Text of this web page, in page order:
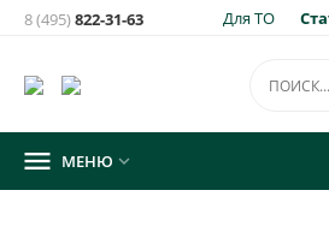
Для ТО
8 (495)822-31-63
 МЕНЮ 